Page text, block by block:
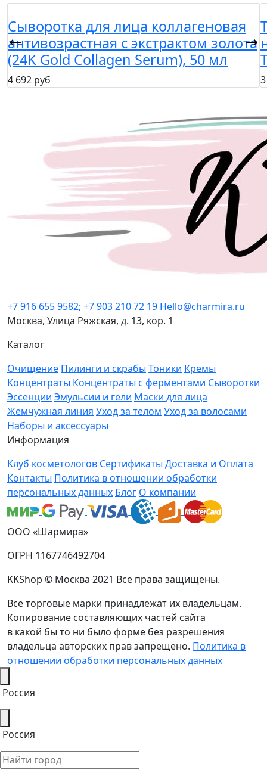
Сыворотка для лица коллагеновая
антивозрастная с экстрактом золота
(24K Gold Collagen Serum), 50 мл
4 692 руб
+7 916 655 9582; +7 903 210 72 19 Hello@charmira.ru
Москва, Улица Ряжская, д. 13, кор. 1
Каталог
Очищение Пилинги и скрабы Тоники Кремы
Концентраты Концентраты с ферментами Сыворотки
Эссенции Эмульсии и гели Маски для лица
Жемчужная линия Уход за телом Уход за волосами
Наборы и аксессуары
Информация
Клуб косметологов Сертификаты Доставка и Оплата
Контакты Политика в отношении обработки
персональных данных Блог О компании
ООО «Шармира»
ОГРН 1167746492704
KKShop © Москва 2021 Все права защищены.
Все торговые марки принадлежат их владельцам.
Копирование составляющих частей сайта
в какой бы то ни было форме без разрешения
владельца авторских прав запрещено. Политика в
отношении обработки персональных данных
Россия
Россия